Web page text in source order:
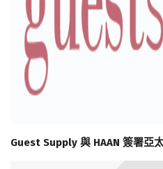
Guest Supply 與 HAAN 簽署亞